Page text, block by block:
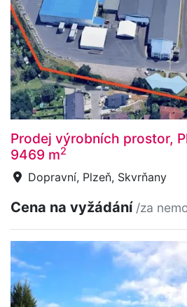
Prodej výrobních prostor,
9469 m2
Dopravní, Plzeň, Skvrňany
Cena na vyžádání /za